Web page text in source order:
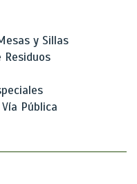
y Sillas
Residuos
Pública